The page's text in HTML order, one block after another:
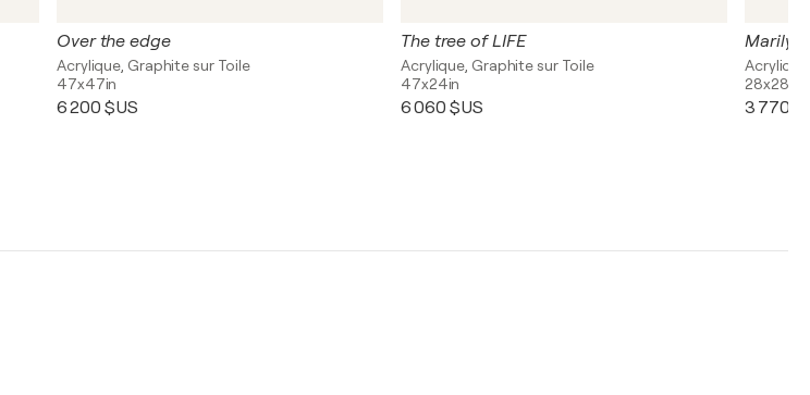
Over the edge
Acrylique, Graphite sur Toile
47x47in
6 200 $US
The tree of LIFE
Acrylique, Graphite sur Toile
47x24in
6 060 $US
Marilyn
28x28in
3 770